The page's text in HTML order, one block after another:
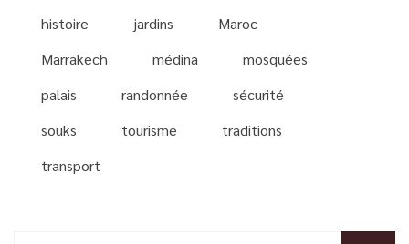
histoire jardins
Maroc
Marrakech
médina
mosquées
palais
randonnée
sécurité
souks
tourisme
traditions
transport